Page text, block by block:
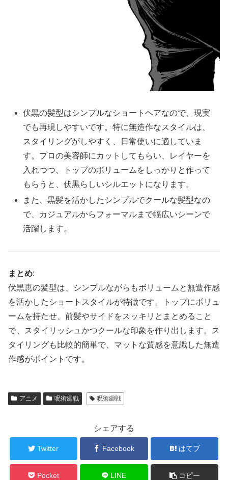
伏黒の髪型はシンプルなショートヘアなので、現実
でも再現しやすいです。特に無造作なスタイルは、
スタイリングがしやすく、日常使いに適していま
す。プロの美容師にカットしてもらい、レイヤーを
入れつつ、トップのボリュームをしっかりと作って
もらうと、伏黒らしいシルエットになります。
また、黒髪を活かしたシンプルでクールな髪型なの
で、カジュアルからフォーマルまで幅広いシーンで
活躍します。
まとめ:
伏黒恵の髪型は、シンプルながらもボリュームと無造作感
を活かしたショートスタイルが特徴です。トップにボリュ
ームを持たせ、前髪やサイドをスッキリとまとめること
で、スタイリッシュかつクールな印象を作り出します。ス
タイリングも比較的簡単で、マットな質感を意識した無造
作感がポイントです。
アニメ 呪術廻戦 呪術廻戦
シェアする
Twitter Facebook はてブ
Pocket LINE コピー